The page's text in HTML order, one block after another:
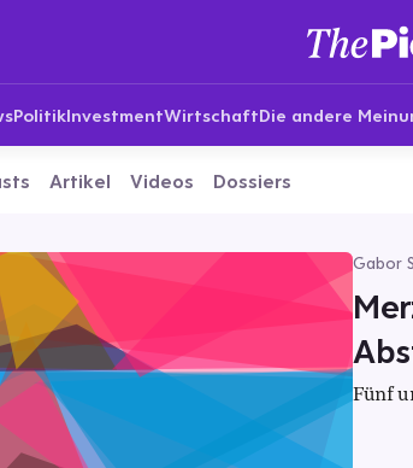
PolitikInvestmentWirtschaftDie andere
Artikel Videos Dossiers
Gabor
Fünf